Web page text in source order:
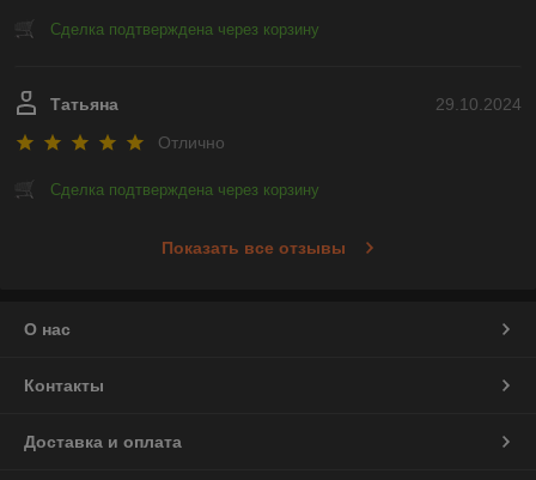
Сделка подтверждена через корзину
29.10.2024
Татьяна
Отлично
Сделка подтверждена через корзину
Показать все отзывы
О нас
Контакты
Доставка и оплата